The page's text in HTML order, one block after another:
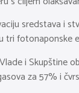
sredstava i
tri
i Skupštine
za 57% i